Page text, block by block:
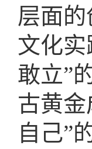
层面
文化
敢立”
古黄
自己”